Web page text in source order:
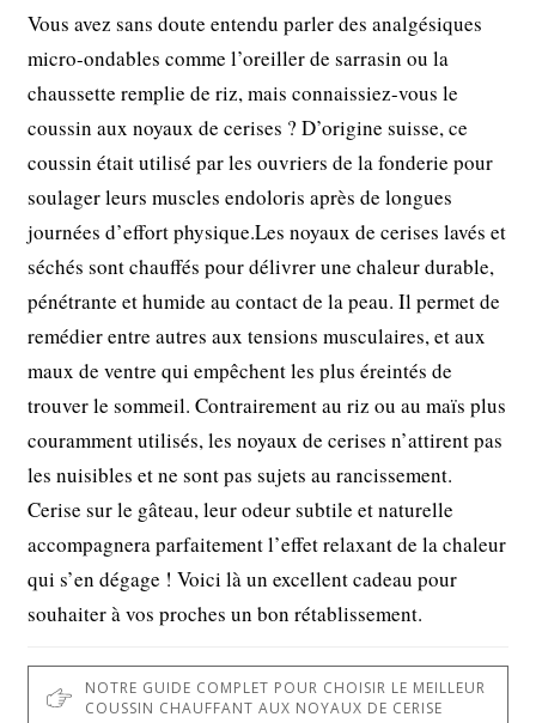
Vous avez sans doute entendu parler des analgésiques
micro-ondables comme l’oreiller de sarrasin ou la
chaussette remplie de riz, mais connaissiez-vous le
coussin aux noyaux de cerises ? D’origine suisse, ce
coussin était utilisé par les ouvriers de la fonderie pour
soulager leurs muscles endoloris après de longues
journées d’effort physique.Les noyaux de cerises lavés et
séchés sont chauffés pour délivrer une chaleur durable,
pénétrante et humide au contact de la peau. Il permet de
remédier entre autres aux tensions musculaires, et aux
maux de ventre qui empêchent les plus éreintés de
trouver le sommeil. Contrairement au riz ou au maïs plus
couramment utilisés, les noyaux de cerises n’attirent pas
les nuisibles et ne sont pas sujets au rancissement.
Cerise sur le gâteau, leur odeur subtile et naturelle
accompagnera parfaitement l’effet relaxant de la chaleur
qui s’en dégage ! Voici là un excellent cadeau pour
souhaiter à vos proches un bon rétablissement.
NOTRE GUIDE COMPLET POUR CHOISIR LE MEILLEUR
COUSSIN CHAUFFANT AUX NOYAUX DE CERISE